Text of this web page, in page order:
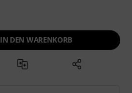
IN DEN WARENKORB